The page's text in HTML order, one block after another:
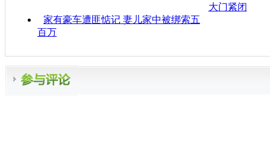
大门紧闭
家有豪车遭匪惦记 妻儿家中被绑索五
百万